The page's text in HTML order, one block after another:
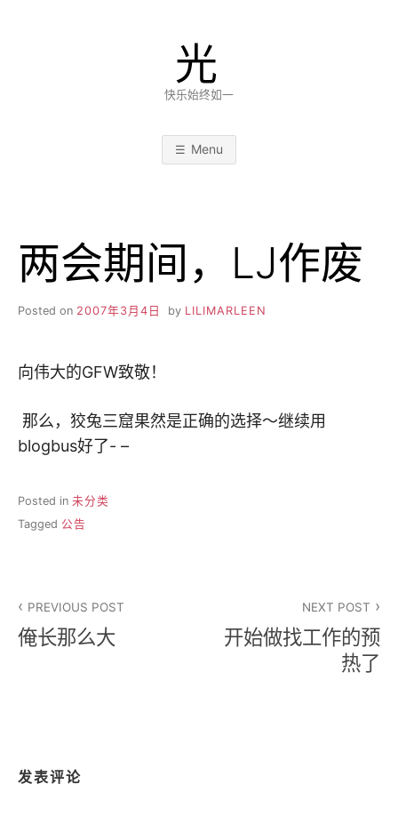
光
快乐始终如一
Menu
两会期间，LJ作废
Posted on 2007年3月4日 by LILIMARLEEN
向伟大的GFW致敬！
那么，狡兔三窟果然是正确的选择～继续用
blogbus好了- –
Posted in 未分类
Tagged 公告
章
PREVIOUS POST
俺长那么大
NEXT POST
开始做找工作的预
热了
发表评论